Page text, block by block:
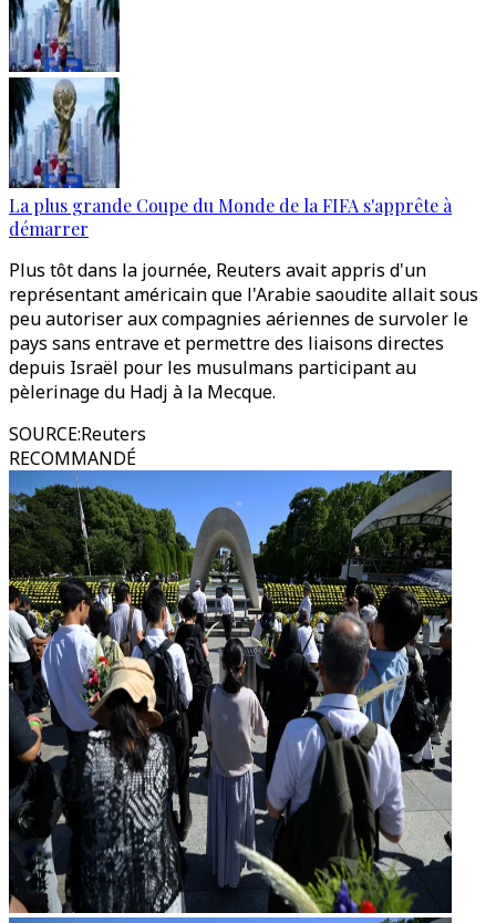
La plus grande Coupe du Monde de la FIFA s'apprête à
démarrer
Plus tôt dans la journée, Reuters avait appris d'un
représentant américain que l'Arabie saoudite allait sous
peu autoriser aux compagnies aériennes de survoler le
pays sans entrave et permettre des liaisons directes
depuis Israël pour les musulmans participant au
pèlerinage du Hadj à la Mecque.
SOURCE:Reuters
RECOMMANDÉ